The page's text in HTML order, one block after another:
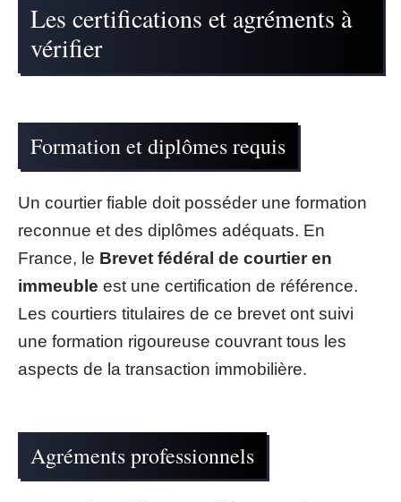
Les certifications et agréments à
vérifier
Formation et diplômes requis
Un courtier fiable doit posséder une formation
reconnue et des diplômes adéquats. En
France, le Brevet fédéral de courtier en
immeuble est une certification de référence.
Les courtiers titulaires de ce brevet ont suivi
une formation rigoureuse couvrant tous les
aspects de la transaction immobilière.
Agréments professionnels